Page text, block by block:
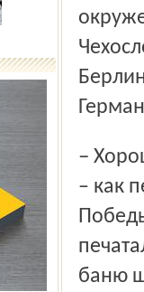
– Хорошо помню, – рассказывает Владимир Михайлович,
– как
баню